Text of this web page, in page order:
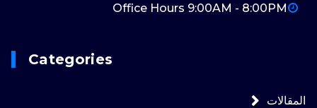
Office Hours 9:00AM - 8:00PM
Categories
المقالات